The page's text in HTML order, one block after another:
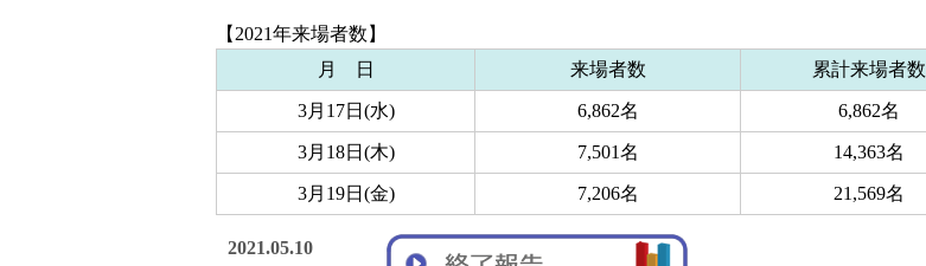
【2021年来場者数】
月 日
来場者数 累計来場者数
3月17日(水) 6,862名 6,862名
3月18日(木) 7,501名 14,363名
3月19日(金) 7,206名 21,569名
2021.05.10